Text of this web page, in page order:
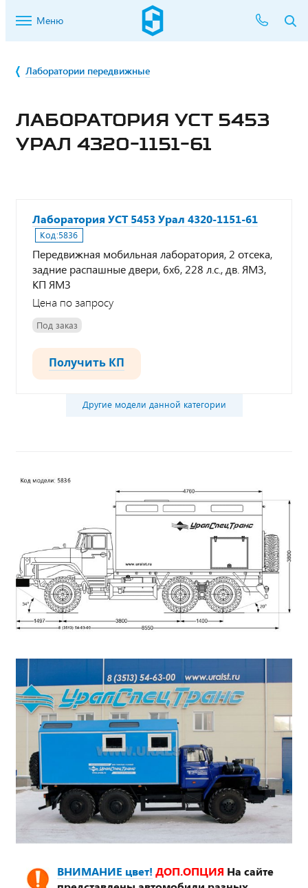
Меню
Лаборатории передвижные
ЛАБОРАТОРИЯ УСТ 5453
УРАЛ 4320-1151-61
Лаборатория УСТ 5453 Урал 4320-1151-61
Код:5836
Передвижная мобильная лаборатория, 2 отсека,
задние распашные двери, 6х6, 228 л.с., дв. ЯМЗ,
КП ЯМЗ
Цена по запросу
Под заказ
Получить КП
Другие модели данной категории
ВНИМАНИЕ цвет! ДОП.ОПЦИЯ На сайте